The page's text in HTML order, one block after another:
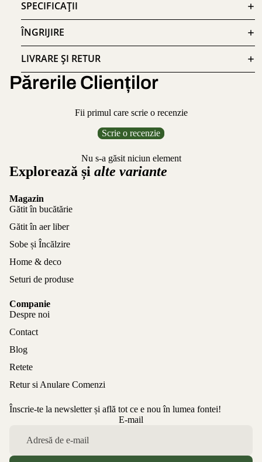
SPECIFICAȚII
ÎNGRIJIRE
LIVRARE ȘI RETUR
Părerile Clienților
Fii primul care scrie o recenzie
Scrie o recenzie
Nu s-a găsit niciun element
Explorează și alte variante
Magazin
Gătit în bucătărie
Gătit în aer liber
Sobe și Încălzire
Home & deco
Seturi de produse
Companie
Despre noi
Contact
Blog
Retete
Retur si Anulare Comenzi
Înscrie-te la newsletter și află tot ce e nou în lumea fontei!
E-mail
Politica de confidențialitate